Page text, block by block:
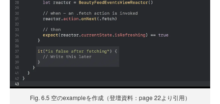
Fig. 6.5 空のexampleを作成（登壇資料：page 22より引用）